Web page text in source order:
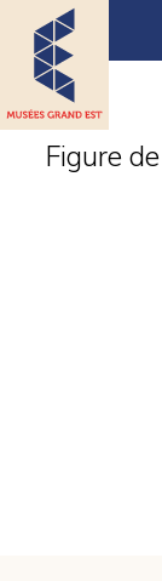
Figure